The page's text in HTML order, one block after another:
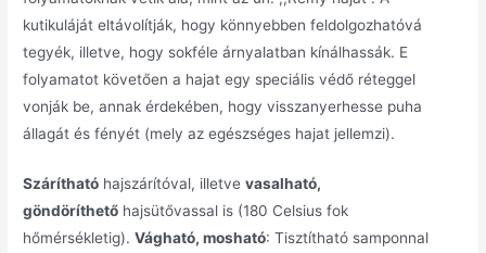
kutikuláját eltávolítják, hogy könnyebben feldolgozhatóvá
tegyék, illetve, hogy sokféle árnyalatban kínálhassák. E
folyamatot követően a hajat egy speciális védő réteggel
vonják be, annak érdekében, hogy visszanyerhesse puha
állagát és fényét (mely az egészséges hajat jellemzi).
Szárítható hajszárítóval, illetvevasalható,
göndöríthető hajsütővassal is (180 Celsius fok
hőmérsékletig).Vágható, mosható: Tisztítható samponnal